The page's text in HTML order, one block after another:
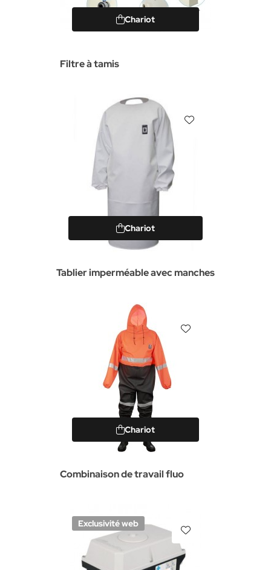
Chariot
Filtre à tamis
Chariot
Tablier imperméable avec manches
Chariot
Combinaison de travail fluo
Exclusivité web